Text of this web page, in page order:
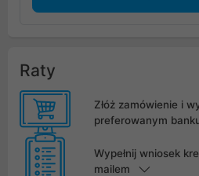
Raty
Złóż zamówienie i
preferowanym
Wypełnij wniosek
mailem